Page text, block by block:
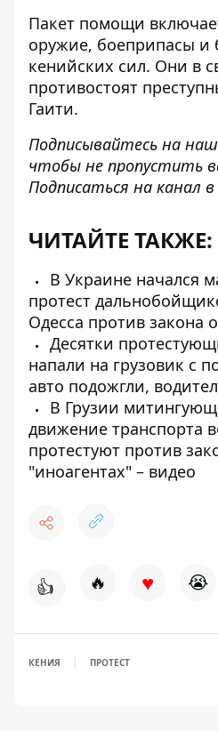
Пакет помощи
оружие, боеприпасы и
кенийских сил. Они в
противостоят
Гаити.
Подписывайтесь на наш
чтобы не пропустить
Подписаться на канал
ЧИТАЙТЕ ТАКЖЕ:
В Украине начался
протест
Одесса против закона
Десятки
напали на грузовик с
авто подожгли,
В Грузии
движение транспорта
протестуют против
"иноагентах" – видео
👍 🔥 ♥ 😭
КЕНИЯ ПРОТЕСТ